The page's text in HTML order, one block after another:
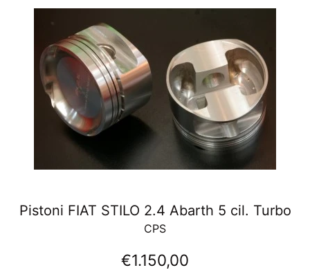
Pistoni FIAT STILO 2.4 Abarth 5 cil. Turbo
CPS
Prezzo
€1.150,00